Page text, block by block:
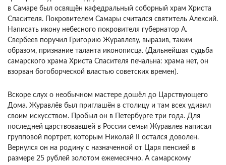
в Самаре был освящён кафедральный соборный храм Христа
Спасителя. Покровителем Самары считался святитель Алексий.
Написать икону небесного покровителя губернатор А.
Свербеев поручил Григорию Журавлеву, выразив, таким
образом, признание таланта иконописца. (Дальнейшая судьба
самарского храма Христа Спасителя печальна: храма нет, он
взорван богоборческой властью советских времен).
Вскоре слух о необычном мастере дошёл до Царствующего
Дома. Журавлёв был приглашён в столицу и там всех удивил
своим искусством. Пробыл он в Петербурге три года. Для
последней царствовавшей в России семьи Журавлев написал
групповой портрет, которым Николай II остался доволен.
Вернулся он на родину с назначенной от Царя пенсией в
размере 25 рублей золотом ежемесячно. А самарскому